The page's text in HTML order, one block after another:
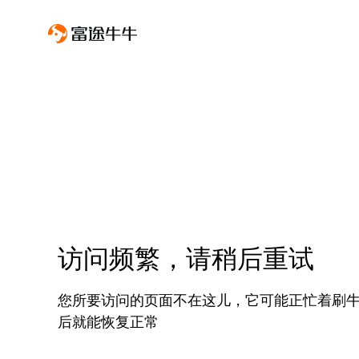
访问频繁，请稍后重试
您所要访问的页面不在这儿，它可能正忙着刷
后就能恢复正常